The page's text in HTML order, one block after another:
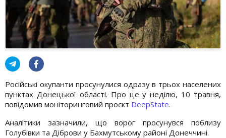
Російські окупанти просунулися одразу в трьох населених
пунктах Донецької області. Про це у неділю, 10 травня,
повідомив моніторинговий проєкт DeepState.
Аналітики зазначили, що ворог просунувся поблизу
Голубівки та Діброви у Бахмутському районі Донеччині.